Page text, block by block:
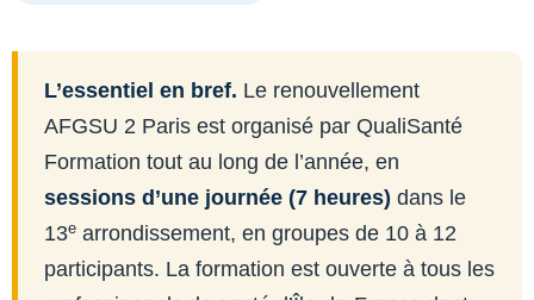
L’essentiel en bref. Le renouvellement
AFGSU 2 Paris est organisé par QualiSanté
Formation tout au long de l’année, en
sessions d’une journée (7 heures) dans le
13e arrondissement, en groupes de 10 à 12
participants. La formation est ouverte à tous les